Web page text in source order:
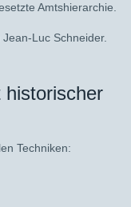
Amtshierarchie.
Luc Schneider.
historischer
Techniken: